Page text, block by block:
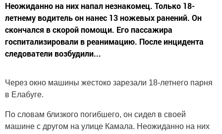
Неожиданно на них напал незнакомец. Только 18-
летнему водитель он нанес 13 ножевых ранений. Он
скончался в скорой помощи. Его пассажира
госпитализировали в реанимацию. После инцидента
следователи возбудили...
Через окно машины жестоко зарезали 18-летнего парня
в Елабуге.
По словам близкого погибшего, он сидел в своей
машине с другом на улице Камала. Неожиданно на них